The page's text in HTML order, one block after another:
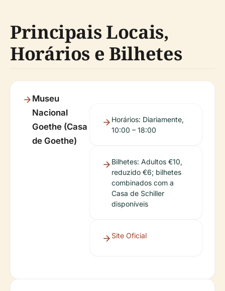
Principais Locais,
Horários e Bilhetes
Museu
Nacional
Goethe (Casa
de Goethe)
Horários: Diariamente,
10:00 – 18:00
Bilhetes: Adultos €10,
reduzido €6; bilhetes
combinados com a
Casa de Schiller
disponíveis
Site Oficial